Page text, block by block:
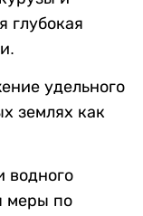
глубокая
удельного
землях как
водного
меры по